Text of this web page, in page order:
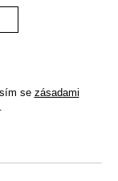
se zásadami
.